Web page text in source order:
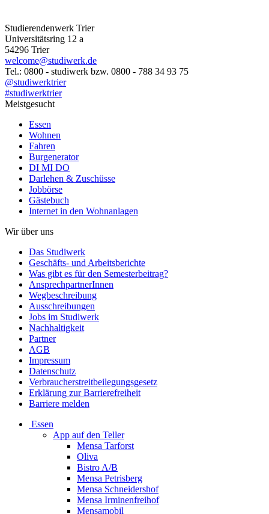
Studierendenwerk Trier
Universitätsring 12 a
54296 Trier
welcome@studiwerk.de
Tel.: 0800 - studiwerk bzw. 0800 - 788 34 93 75
@studiwerktrier
#studiwerktrier
Meistgesucht
Essen
Wohnen
Fahren
Burgenerator
DI MI DO
Darlehen & Zuschüsse
Jobbörse
Gästebuch
Internet in den Wohnanlagen
Wir über uns
Das Studiwerk
Geschäfts- und Arbeitsberichte
Was gibt es für den Semesterbeitrag?
AnsprechpartnerInnen
Wegbeschreibung
Ausschreibungen
Jobs im Studiwerk
Nachhaltigkeit
Partner
AGB
Impressum
Datenschutz
Verbraucherstreitbeilegungsgesetz
Erklärung zur Barrierefreiheit
Barriere melden
Essen
App auf den Teller
Mensa Tarforst
Oliva
Bistro A/B
Mensa Petrisberg
Mensa Schneidershof
Mensa Irminenfreihof
Mensamobil